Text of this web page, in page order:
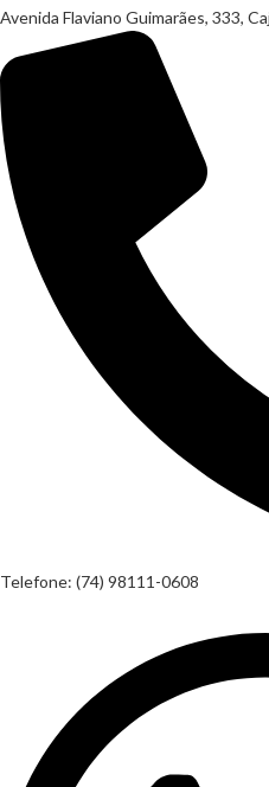
Avenida Flaviano Guimarães, 333,
Telefone: (74) 98111-0608